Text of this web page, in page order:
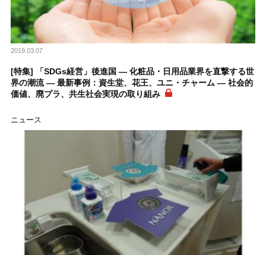
2019.03.07
[特集] 「SDGs経営」後進国 ― 化粧品・日用品業界を直撃する世
界の潮流 ― 最新事例：資生堂、花王、ユニ・チャーム ― 社会的
価値、廃プラ、共生社会実現の取り組み
ニュース